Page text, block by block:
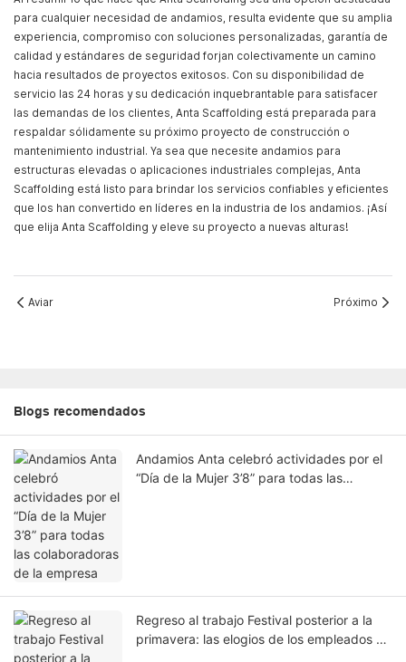
para cualquier necesidad de andamios, resulta evidente que su amplia
experiencia, compromiso con soluciones personalizadas, garantía de
calidad y estándares de seguridad forjan colectivamente un camino
hacia resultados de proyectos exitosos. Con su disponibilidad de
servicio las 24 horas y su dedicación inquebrantable para satisfacer
las demandas de los clientes, Anta Scaffolding está preparada para
respaldar sólidamente su próximo proyecto de construcción o
mantenimiento industrial. Ya sea que necesite andamios para
estructuras elevadas o aplicaciones industriales complejas, Anta
Scaffolding está listo para brindar los servicios confiables y eficientes
que los han convertido en líderes en la industria de los andamios. ¡Así
que elija Anta Scaffolding y eleve su proyecto a nuevas alturas!
Aviar Próximo
Blogs recomendados
Andamios Anta celebró actividades por el
“Día de la Mujer 3’8” para todas las
Regreso al trabajo Festival posterior a la
primavera: las elogios de los empleados de